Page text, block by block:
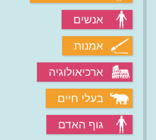
אנשים
אמנות
ארכיאולוגיה
בעלי חיים
גוף האדם
איך משחקים "לו הייתי עץ"?